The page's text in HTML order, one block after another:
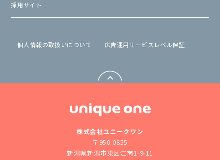
採用サイト
個⼈情報の取扱いについて 広告運用サービスレベル保証
株式会社ユニークワン
〒950-0855
新潟県新潟市東区江南1-9-11